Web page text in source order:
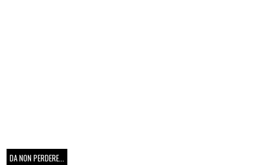
DA NON PERDERE...